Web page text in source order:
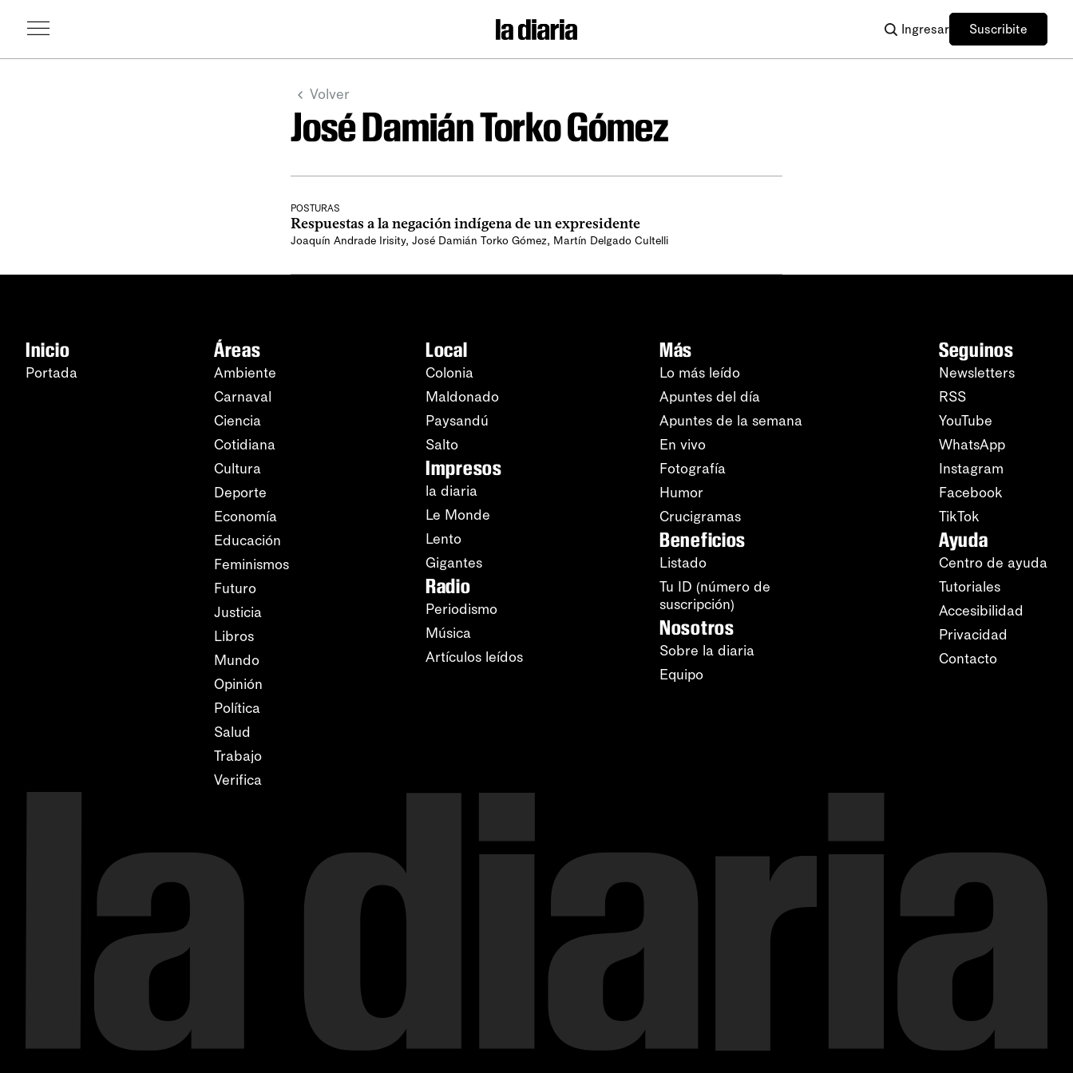
Ingresar Suscribite
Volver
José Damián Torko Gómez
POSTURAS
Respuestas a la negación indígena de un expresidente
Joaquín Andrade Irisity, José Damián Torko Gómez, Martín Delgado Cultelli
Inicio
Portada
Áreas
Ambiente
Carnaval
Ciencia
Cotidiana
Cultura
Deporte
Economía
Educación
Feminismos
Futuro
Justicia
Libros
Mundo
Opinión
Política
Salud
Trabajo
Verifica
Local
Colonia
Maldonado
Paysandú
Salto
Impresos
la diaria
Le Monde
Lento
Gigantes
Radio
Periodismo
Música
Artículos leídos
Más
Lo más leído
Apuntes del día
Apuntes de la semana
En vivo
Fotografía
Humor
Crucigramas
Beneficios
Listado
Tu ID (número de
suscripción)
Nosotros
Sobre la diaria
Equipo
Seguinos
Newsletters
RSS
YouTube
WhatsApp
Instagram
Facebook
TikTok
Ayuda
Centro de ayuda
Tutoriales
Accesibilidad
Privacidad
Contacto